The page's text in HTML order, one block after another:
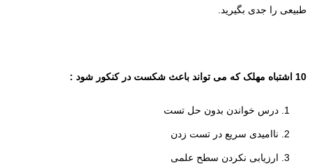
طبیعی را جدی بگیرید.
10 اشتباه مهلک که می تواند باعث شکست در کنکور شود :
درس خواندن بدون حل تست
ناامیدی سریع در تست زدن
ارزیابی نکردن سطح علمی